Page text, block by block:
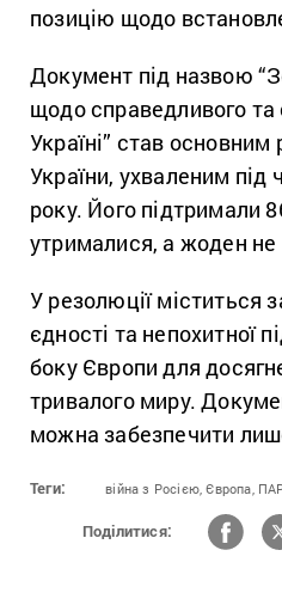
позицію щодо
Документ під назвою
щодо справедливого та
Україні” став
України, ухваленим під
року. Його підтримали
утрималися, а жоден не
У резолюції міститься
єдності та непохитної
боку Європи для
тривалого миру.
можна забезпечити
Теги: війна з Росією, Європа,
Поділитися: